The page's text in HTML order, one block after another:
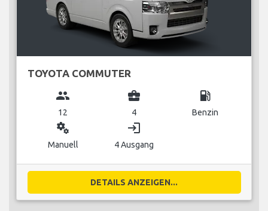
TOYOTA COMMUTER
group
12
business_center
4
local_gas_station
Benzin
miscellaneous_services
Manuell
login
4 Ausgang
DETAILS ANZEIGEN...